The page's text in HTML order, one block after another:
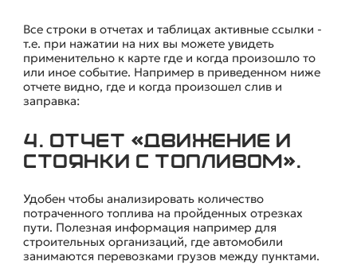
Все строки в отчетах и таблицах активные ссылки -
т.е. при нажатии на них вы можете увидеть
применительно к карте где и когда произошло то
или иное событие. Например в приведенном ниже
отчете видно, где и когда произошел слив и
заправка:
4. Отчет «Движение и
стоянки с топливом».
Удобен чтобы анализировать количество
потраченного топлива на пройденных отрезках
пути. Полезная информация например для
строительных организаций, где автомобили
занимаются перевозками грузов между пунктами.